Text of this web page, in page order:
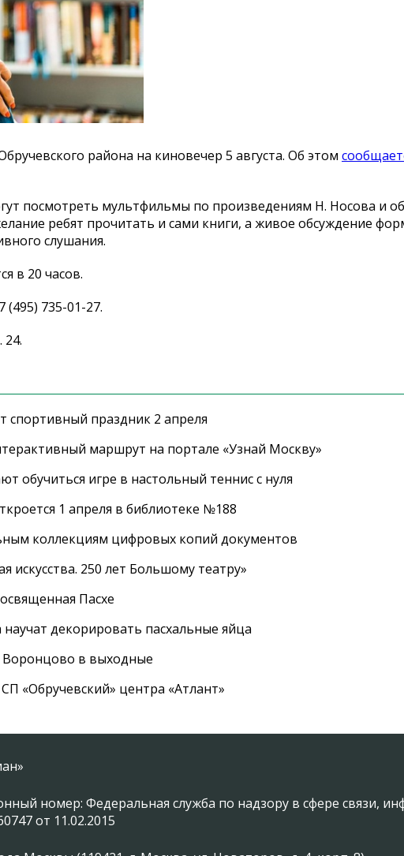
района на киновечер 5 августа. Об этом
посмотреть мультфильмы по произведениям Н. Носова и
ребят прочитать и сами книги, а живое обсуждение
слушания.
в 20 часов.
(495) 735-01-27.
24.
спортивный праздник 2 апреля
маршрут на портале «Узнай Москву»
обучиться игре в настольный теннис с нуля
1 апреля в библиотеке №188
коллекциям цифровых копий документов
искусства. 250 лет Большому театру»
Пасхе
декорировать пасхальные яйца
Воронцово в выходные
«Обручевский» центра «Атлант»
номер: Федеральная служба по надзору в сфере связи,
от 11.02.2015